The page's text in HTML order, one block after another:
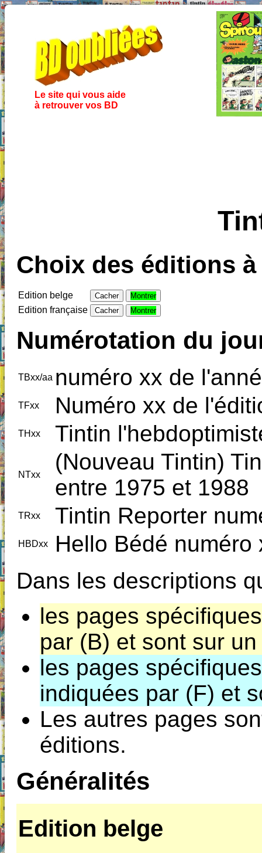
Le site qui vous aide
à retrouver vos BD
Choix des éditions
Edition belge Cacher Montrer
Edition française Cacher Montrer
Numérotation du
TBxx/aa numéro xx de
TFxx Numéro xx de
THxx Tintin
NTxx
(Nouveau Tintin)
entre 1975 et 1988
TRxx Tintin Reporter
HBDxx
Hello Bédé numéro
Dans les descriptions
les pages
par (B) et sont sur
les pages
indiquées par (F) et
Les autres pages
éditions.
Généralités
Edition belge